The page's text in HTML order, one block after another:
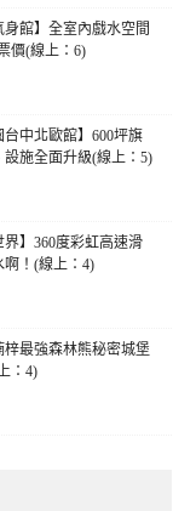
館】全室內戲水空間
價(線上：6)
中北歐館】600坪旗
施全面升級(線上：5)
】360度彩虹高速滑
！(線上：4)
最強森林熊秘密城堡
：4)